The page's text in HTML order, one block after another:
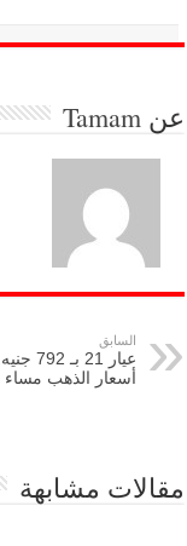
عنTamam
السابق
عيار
أسعار الذهب مساء
مقالات مشابهة